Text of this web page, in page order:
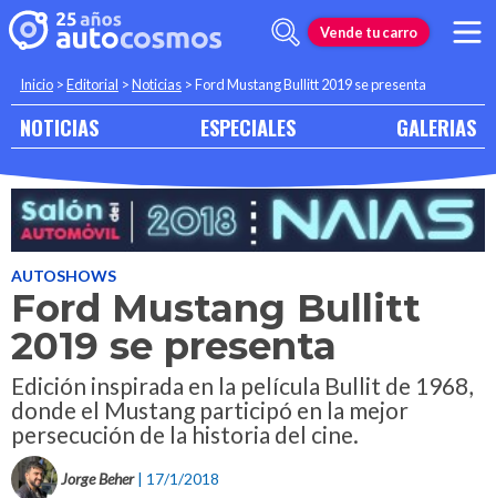
Vende tu carro
Inicio >Editorial >Noticias >Ford Mustang Bullitt 2019 se presenta
NOTICIAS ESPECIALES GALERIAS
AUTOSHOWS
Ford Mustang Bullitt
2019 se presenta
Edición inspirada en la película Bullit de 1968,
donde el Mustang participó en la mejor
persecución de la historia del cine.
Jorge Beher | 17/1/2018